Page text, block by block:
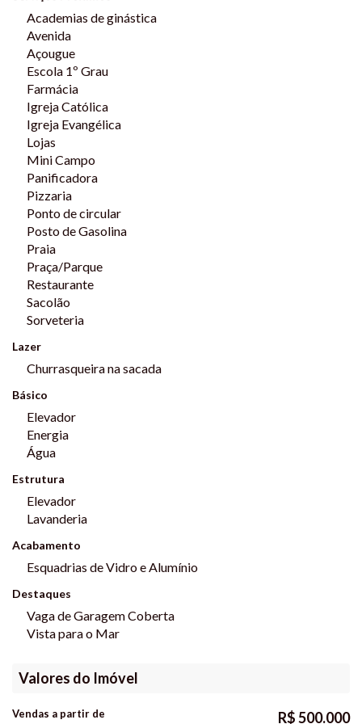
Matrícula n° 4.527 R.I - Itapoá/SC
Incorporação Imobiliária n° R-8 - 4.527
Academias de ginástica
Avenida
Açougue
Escola 1º Grau
Farmácia
Igreja Católica
Igreja Evangélica
Lojas
Mini Campo
Panificadora
Pizzaria
Ponto de circular
Posto de Gasolina
Praia
Praça/Parque
Restaurante
Sacolão
Sorveteria
Lazer
Churrasqueira na sacada
Básico
Elevador
Energia
Água
Estrutura
Elevador
Lavanderia
Acabamento
Esquadrias de Vidro e Alumínio
Destaques
Vaga de Garagem Coberta
Vista para o Mar
Valores do Imóvel
R$500.000
Vendas a partir de